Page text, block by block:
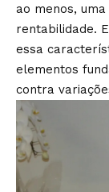
ao menos,
rentabilidade.
essa
elementos
contra